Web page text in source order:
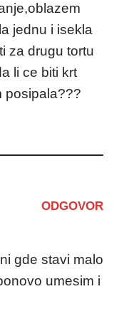
jednu i isekla
za drugu tortu
li ce biti krt
posipala???
ODGOVOR
gde stavi malo
umesim i